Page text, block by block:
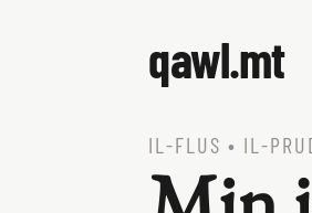
qawl.mt
IL‑FLUS •